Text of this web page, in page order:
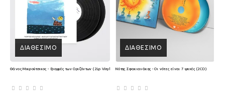
ΔΙΑΘΈΣΙΜΟ
Θάνος Μικρούτσικος - Γραμμές των Οριζόντων (2Lp Vinyl)
ΔΙΑΘΈΣΙΜΟ
Νότης Σφακιανάκης - Οι νότες είναι 7 ψυχές (2CD)